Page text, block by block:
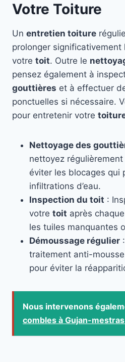
Votre Toiture
Un entretien toiture
prolonger
votre toit. Outre le
pensez également à
gouttières et à effectuer
ponctuelles si nécessaire.
pour entretenir votre
Nettoyage des
nettoyez régulièrement
éviter les blocages qui
infiltrations d’eau.
Inspection du toit :
votre toit après
les tuiles manquantes
Démoussage régulier
traitement anti-
pour éviter la
Nous intervenons
combles à Gujan-